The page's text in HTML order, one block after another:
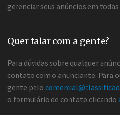
gerenciar seus anúncios em
Quer falar com a gente?
Para dúvidas sobre qualquer
contato com o anunciante. Para
gente pelo
o formulário de contato clicando